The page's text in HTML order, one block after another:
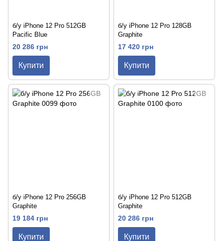
б/у iPhone 12 Pro 512GB
Pacific Blue
20 286 грн
Купити
б/у iPhone 12 Pro 128GB
Graphite
17 420 грн
Купити
б/у iPhone 12 Pro 256GB
Graphite
19 184 грн
Купити
б/у iPhone 12 Pro 512GB
Graphite
20 286 грн
Купити